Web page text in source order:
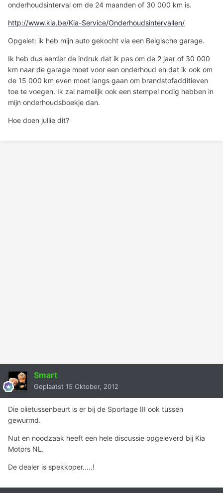
onderhoudsinterval om de 24 maanden of 30 000 km is.
http://www.kia.be/Kia-Service/Onderhoudsintervallen/
Opgelet: ik heb mijn auto gekocht via een Belgische garage.
Ik heb dus eerder de indruk dat ik pas om de 2 jaar of 30 000
km naar de garage moet voor een onderhoud en dat ik ook om
de 15 000 km even moet langs gaan om brandstofadditieven
toe te voegen. Ik zal namelijk ook een stempel nodig hebben in
mijn onderhoudsboekje dan.
Hoe doen jullie dit?
Smart
Geplaatst 15 Oktober, 2012
Die olietussenbeurt is er bij de Sportage III ook tussen
gewurmd.
Nut en noodzaak heeft een hele discussie opgeleverd bij Kia
Motors NL.
De dealer is spekkoper.....!